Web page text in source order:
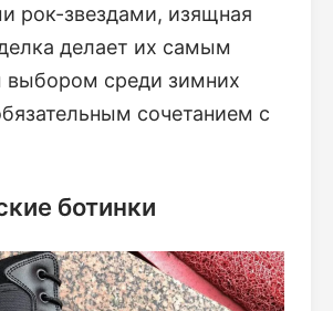
рок-звездами, изящная
делает их самым
выбором среди зимних
сочетанием с
ботинки